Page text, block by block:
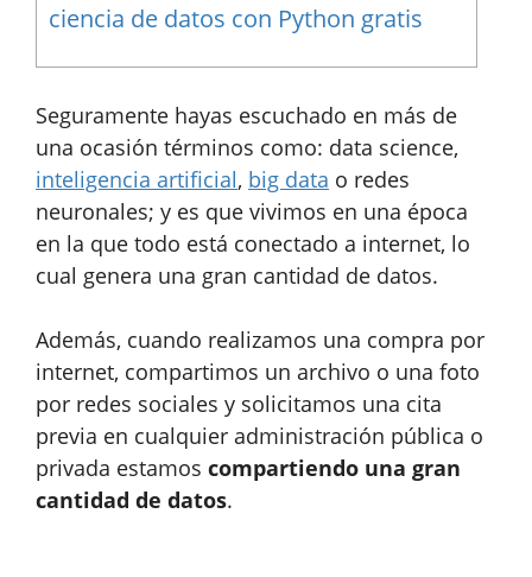
ciencia de datos con Python gratis
Seguramente hayas escuchado en más de
una ocasión términos como: data science,
inteligencia artificial, big data o redes
neuronales; y es que vivimos en una época
en la que todo está conectado a internet, lo
cual genera una gran cantidad de datos.
Además, cuando realizamos una compra por
internet, compartimos un archivo o una foto
por redes sociales y solicitamos una cita
previa en cualquier administración pública o
privada estamos compartiendo una gran
cantidad de datos.